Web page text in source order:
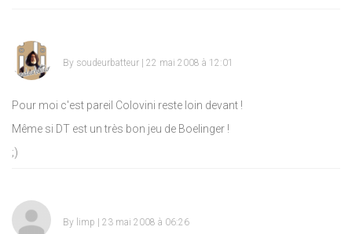
By soudeurbatteur | 22 mai 2008 à 12:01
Pour moi c'est pareil Colovini reste loin devant !
Même si DT est un très bon jeu de Boelinger !
;)
By limp | 23 mai 2008 à 06:26